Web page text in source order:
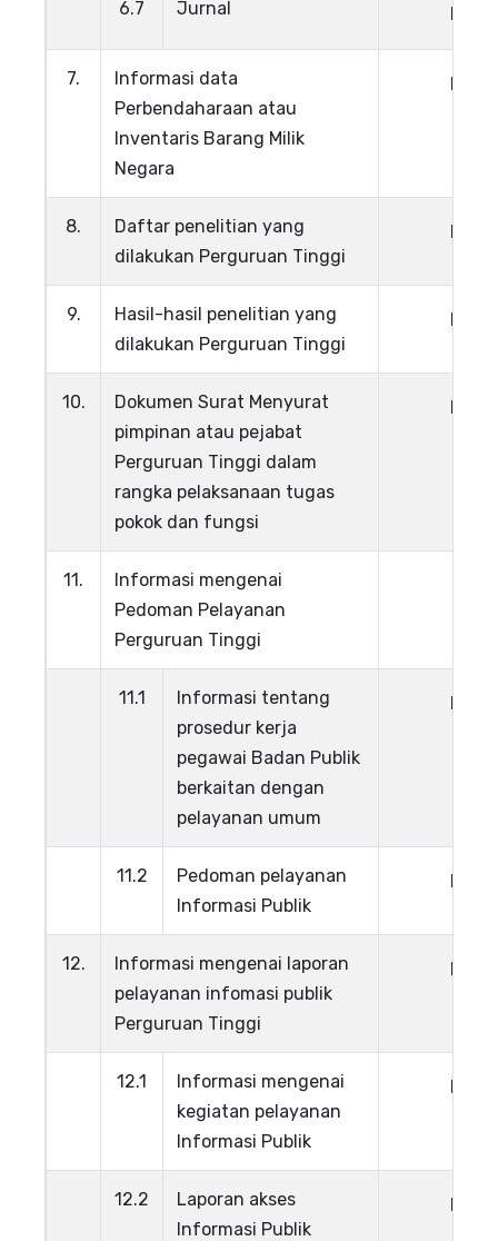
6.7 Jurnal Lihat
7.
Informasi data
Perbendaharaan atau
Inventaris Barang Milik
Negara
Lihat
8.
Daftar penelitian yang
dilakukan Perguruan Tinggi
Lihat
9.
Hasil-hasil penelitian yang
dilakukan Perguruan Tinggi
Lihat
10.
Dokumen Surat Menyurat
pimpinan atau pejabat
Perguruan Tinggi dalam
rangka pelaksanaan tugas
pokok dan fungsi
Lihat
11.
Informasi mengenai
Pedoman Pelayanan
Perguruan Tinggi
11.1
Informasi tentang
prosedur kerja
pegawai Badan Publik
berkaitan dengan
pelayanan umum
Lihat
11.2
Pedoman pelayanan
Informasi Publik
Lihat
12.
Informasi mengenai laporan
pelayanan infomasi publik
Perguruan Tinggi
Lihat
12.1
Informasi mengenai
kegiatan pelayanan
Informasi Publik
Lihat
12.2
Laporan akses
Informasi Publik
Lihat